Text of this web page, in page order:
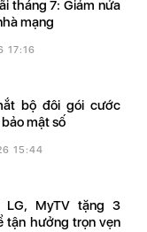
mạng
17:16
mật số
15:44
tận hưởng trọn vẹn